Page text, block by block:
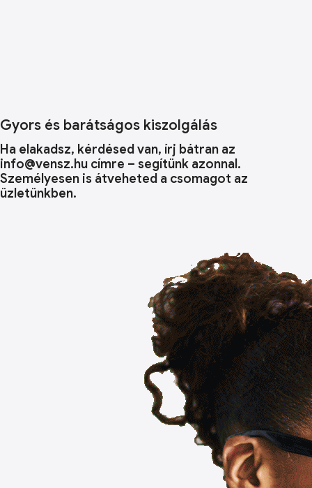
Gyors és barátságos kiszolgálás
Ha elakadsz, kérdésed van, írj bátran az
info@vensz.hu címre – segítünk azonnal.
Személyesen is átveheted a csomagot az
üzletünkben.